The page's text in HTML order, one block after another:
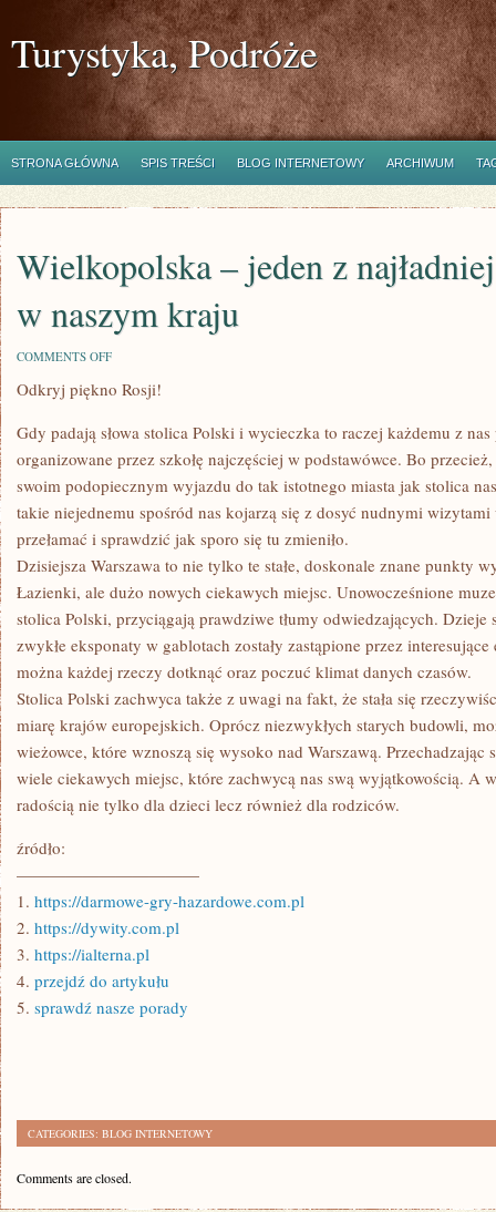
Turystyka, Podróże
STRONA GŁÓWNA SPIS TREŚCI BLOG INTERNETOWY ARCHIWUM
Wielkopolska – jeden z
w naszym kraju
COMMENTS OFFON
–
JEDEN
NAJŁADNIEJSZYCH
REGIONÓW
W
NASZYM
Odkryj piękno Rosji!
Gdy padają słowa stolica Polski i wycieczka to raczej każdemu z
organizowane przez szkołę najczęściej w podstawówce. Bo
swoim podopiecznym wyjazdu do tak istotnego miasta jak stolica
takie niejednemu spośród nas kojarzą się z dosyć nudnymi
przełamać i sprawdzić jak sporo się tu zmieniło.
Dzisiejsza Warszawa to nie tylko te stałe, doskonale znane punkty
Łazienki, ale dużo nowych ciekawych miejsc. Unowocześnione
stolica Polski, przyciągają prawdziwe tłumy odwiedzających.
zwykłe eksponaty w gablotach zostały zastąpione przez
można każdej rzeczy dotknąć oraz poczuć klimat danych czasów.
Stolica Polski zachwyca także z uwagi na fakt, że stała się
miarę krajów europejskich. Oprócz niezwykłych starych budowli,
wieżowce, które wznoszą się wysoko nad Warszawą.
wiele ciekawych miejsc, które zachwycą nas swą wyjątkowością. A
radością nie tylko dla dzieci lecz również dla rodziców.
źródło:
———————————
1. https://darmowe-gry-hazardowe.com.pl
2. https://dywity.com.pl
3. https://ialterna.pl
4. przejdź do artykułu
5. sprawdź nasze porady
CATEGORIES: BLOG INTERNETOWY
Comments are closed.